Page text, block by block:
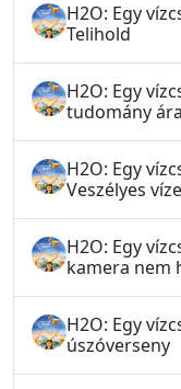
H2O: Egy
Telihold
H2O: Egy
tudomány ára
H2O: Egy
Veszélyes
H2O: Egy
kamera nem
H2O: Egy
úszóverseny